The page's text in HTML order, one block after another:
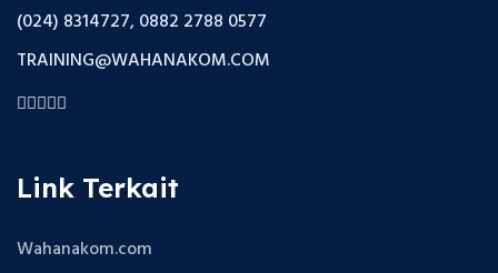
(024) 8314727, 0882 2788 0577
TRAINING@WAHANAKOM.COM
Link Terkait
Wahanakom.com